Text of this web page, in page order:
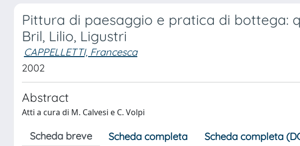
Pittura di paesaggio e pratica di bottega:
Bril, Lilio, Ligustri
CAPPELLETTI, Francesca
2002
Abstract
Atti a cura di M. Calvesi e C. Volpi
Scheda breve Scheda completa Scheda completa